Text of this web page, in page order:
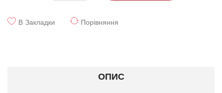
В Закладки Порівняння
ОПИС